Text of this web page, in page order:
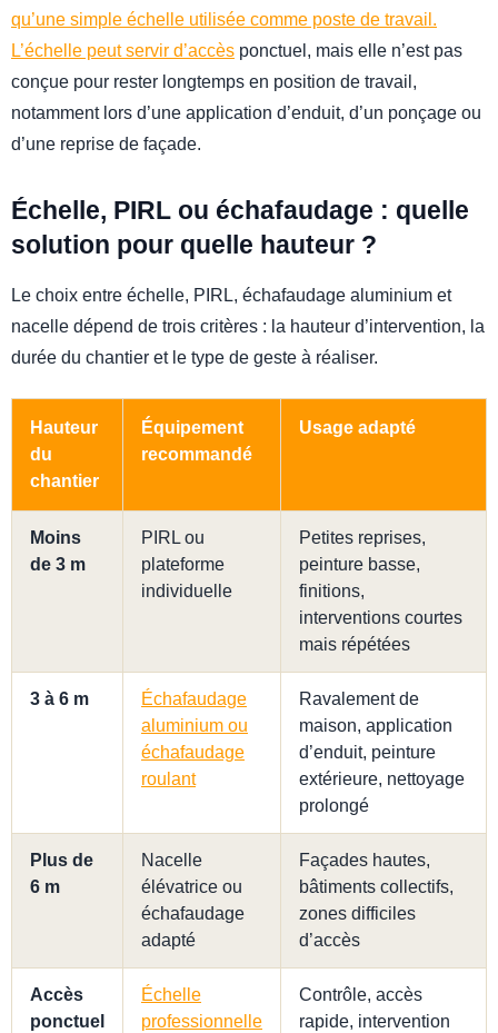
qu’une simple échelle utilisée comme poste de travail.
L’échelle peut servir d’accès ponctuel, mais elle n’est pas
conçue pour rester longtemps en position de travail,
notamment lors d’une application d’enduit, d’un ponçage ou
d’une reprise de façade.
Échelle, PIRL ou échafaudage : quelle
solution pour quelle hauteur ?
Le choix entre échelle, PIRL, échafaudage aluminium et
nacelle dépend de trois critères : la hauteur d’intervention, la
durée du chantier et le type de geste à réaliser.
Hauteur
du
chantier
Équipement
recommandé
Usage adapté
Moins
de 3 m
PIRL ou
plateforme
individuelle
Petites reprises,
peinture basse,
finitions,
interventions courtes
mais répétées
3 à 6 m
Échafaudage
aluminium ou
échafaudage
roulant
Ravalement de
maison, application
d’enduit, peinture
extérieure, nettoyage
prolongé
Plus de
6 m
Nacelle
élévatrice ou
échafaudage
adapté
Façades hautes,
bâtiments collectifs,
zones difficiles
d’accès
Accès
ponctuel
Échelle
professionnelle
Contrôle, accès
rapide, intervention